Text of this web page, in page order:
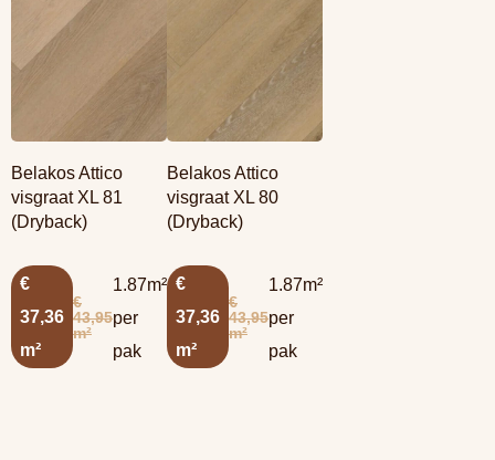
Belakos Attico
visgraat XL 81
(Dryback)
€
37,36
m²
€
43,95
m²
1.87m²
per
pak
Belakos Attico
visgraat XL 80
(Dryback)
€
37,36
m²
€
43,95
m²
1.87m²
per
pak